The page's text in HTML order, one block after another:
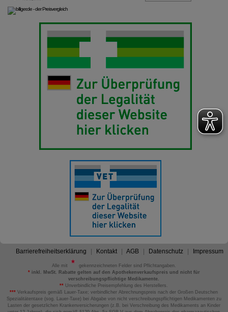
Barrierefreiheitserklärung Kontakt AGB Datenschutz Impressum
Alle mit
gekennzeichneten Felder sind Pflichtangaben.
*inkl. MwSt. Rabatte gelten auf den Apothekenverkaufspreis und nicht für
verschreibungspflichtige Medikamente.
** Unverbindliche Preisempfehlung des Herstellers.
*** Verkaufspreis gemäß Lauer-Taxe; verbindlicher Abrechnungspreis nach der Großen Deutschen
Spezialitätentaxe (sog. Lauer-Taxe) bei Abgabe von nicht verschreibungspflichtigen Medikamenten zu
Lasten der gesetzlichen Krankenversicherungen (z.B. bei Verschreibung des Medikaments an Kinder